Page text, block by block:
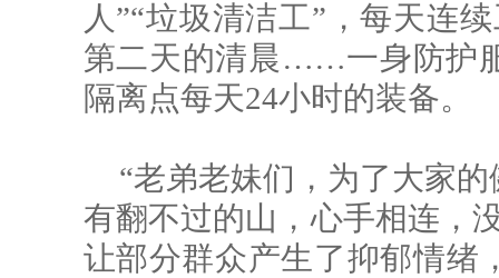
人”“垃圾清洁工”，每天连
第二天的清晨……一身防护
隔离点每天24小时的装备。
“老弟老妹们，为了大家
有翻不过的山，心手相连，
让部分群众产生了抑郁情绪